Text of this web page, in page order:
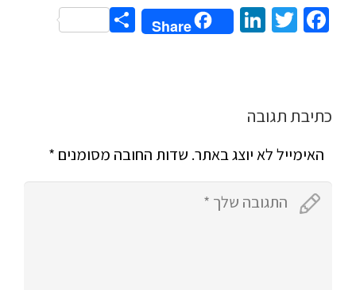
Facebook
Twitter
LinkedIn
Share
Share
כתיבת תגובה
האימייל לא יוצג באתר. שדות החובה מסומנים *